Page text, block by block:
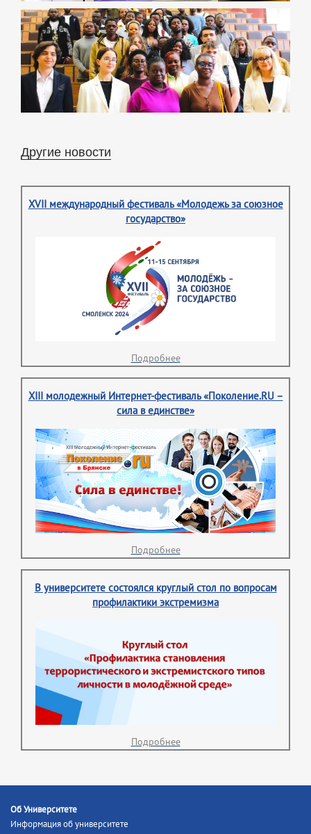
Другие новости
XVII международный фестиваль «Молодежь за союзное
государство»
Подробнее
XIII молодежный Интернет-фестиваль «Поколение.RU –
сила в единстве»
Подробнее
В университете состоялся круглый стол по вопросам
профилактики экстремизма
Подробнее
Об Университете
Информация об университете